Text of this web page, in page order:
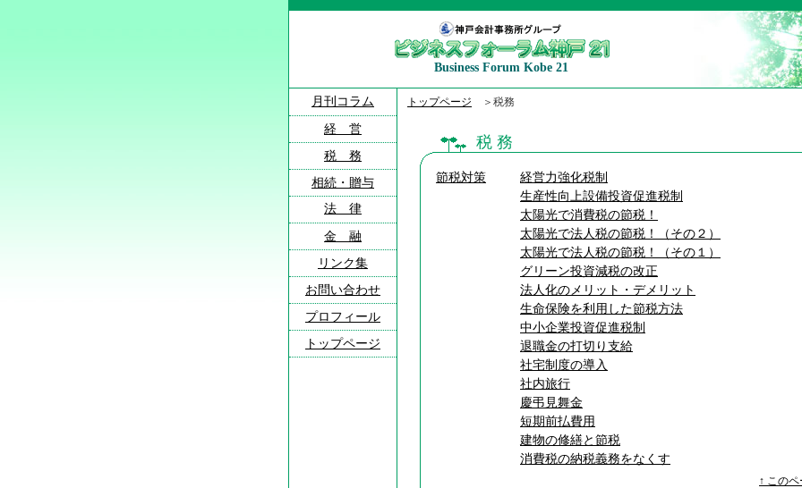
Business Forum Kobe 21
月刊コラム
経 営
税 務
相続・贈与
法 律
金 融
リンク集
お問い合わせ
プロフィール
トップページ
トップページ ＞税務
税 務
節税対策
経営力強化税制
生産性向上設備投資促進税制
太陽光で消費税の節税！
太陽光で法人税の節税！（その２）
太陽光で法人税の節税！（その１）
グリーン投資減税の改正
法人化のメリット・デメリット
生命保険を利用した節税方法
中小企業投資促進税制
退職金の打切り支給
社宅制度の導入
社内旅行
慶弔見舞金
短期前払費用
建物の修繕と節税
消費税の納税義務をなくす
↑ この